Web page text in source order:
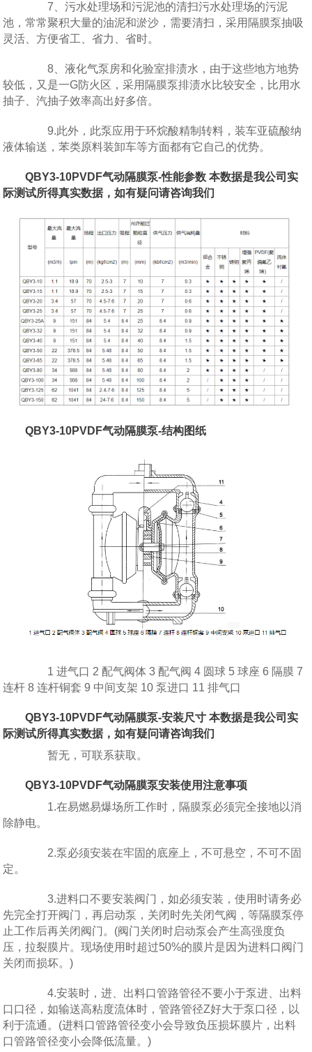
7、污水处理场和污泥池的清扫污水处理场的污泥
池，常常聚积大量的油泥和淤沙，需要清扫，采用隔膜泵抽吸
灵活、方便省工、省力、省时。
8、液化气泵房和化验室排渍水，由于这些地方地势
较低，又是一G防火区，采用隔膜泵排渍水比较安全，比用水
抽子、汽抽子效率高出好多倍。
9.此外，此泵应用于环烷酸精制转料，装车亚硫酸纳
液体输送，苯类原料装卸车等方面都有它自己的优势。
QBY3-10PVDF气动隔膜泵-性能参数 本数据是我公司实
际测试所得真实数据，如有疑问请咨询我们
QBY3-10PVDF气动隔膜泵-结构图纸
1 进气口 2 配气阀体 3 配气阀 4 圆球 5 球座 6 隔膜 7
连杆 8 连杆铜套 9 中间支架 10 泵进口 11 排气口
QBY3-10PVDF气动隔膜泵-安装尺寸 本数据是我公司实
际测试所得真实数据，如有疑问请咨询我们
暂无，可联系获取。
QBY3-10PVDF气动隔膜泵安装使用注意事项
1.在易燃易爆场所工作时，隔膜泵必须完全接地以消
除静电。
2.泵必须安装在牢固的底座上，不可悬空，不可不固
定。
3.进料口不要安装阀门，如必须安装，使用时请务必
先完全打开阀门，再启动泵，关闭时先关闭气阀，等隔膜泵停
止工作后再关闭阀门。(阀门关闭时启动泵会产生高强度负
压，拉裂膜片。现场使用时超过50%的膜片是因为进料口阀门
关闭而损坏。)
4.安装时，进、出料口管路管径不要小于泵进、出料
口口径，如输送高粘度流体时，管路管径Z好大于泵口径，以
利于流通。(进料口管路管径变小会导致负压损坏膜片，出料
口管路管径变小会降低流量。)